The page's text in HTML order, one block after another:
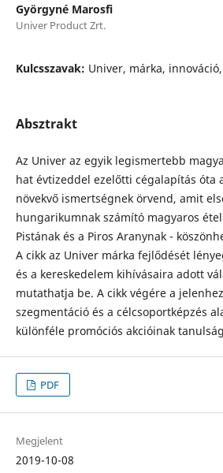
Györgyné Marosfi
Univer Product Zrt.
Kulcsszavak: Univer, márka,
Absztrakt
Az Univer az egyik legismertebb
hat évtizeddel ezelőtti cégalapítás óta
növekvő ismertségnek örvend, amit
hungarikumnak számító magyaros
Pistának és a Piros Aranynak -
A cikk az Univer márka fejlődését
és a kereskedelem kihívásaira adott
mutathatja be. A cikk végére a
szegmentáció és a célcsoportképzés
különféle promóciós akcióinak
PDF
Megjelent
2019-10-08